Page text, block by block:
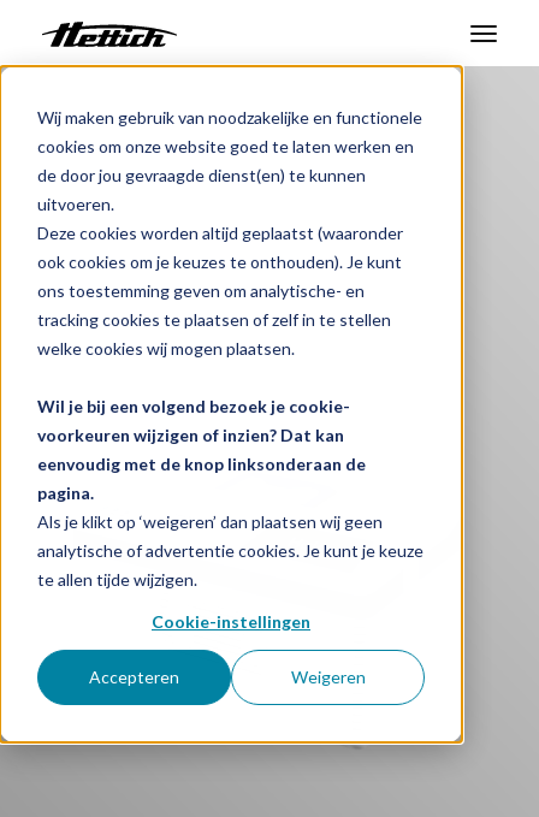
Wij maken gebruik van noodzakelijke en functionele
cookies om onze website goed te laten werken en
de door jou gevraagde dienst(en) te kunnen
uitvoeren.
Deze cookies worden altijd geplaatst (waaronder
ook cookies om je keuzes te onthouden). Je kunt
ons toestemming geven om analytische- en
tracking cookies te plaatsen of zelf in te stellen
welke cookies wij mogen plaatsen.
Wil je bij een volgend bezoek je cookie-
voorkeuren wijzigen of inzien? Dat kan
eenvoudig met de knop linksonderaan de
pagina.
Als je klikt op ‘weigeren’ dan plaatsen wij geen
analytische of advertentie cookies. Je kunt je keuze
te allen tijde wijzigen.
Cookie-instellingen
Accepteren Weigeren
Producten
Markten
Support Center
Over ons
Contact
Nieuws en evenementen
Downloads
Werken bij
Medische Transportkoeler
Haier Biomedical